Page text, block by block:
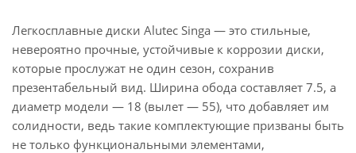
Легкосплавные диски Alutec Singa — это стильные,
невероятно прочные, устойчивые к коррозии диски,
которые прослужат не один сезон, сохранив
презентабельный вид. Ширина обода составляет 7.5, а
диаметр модели — 18 (вылет — 55), что добавляет им
солидности, ведь такие комплектующие призваны быть
не только функциональными элементами,